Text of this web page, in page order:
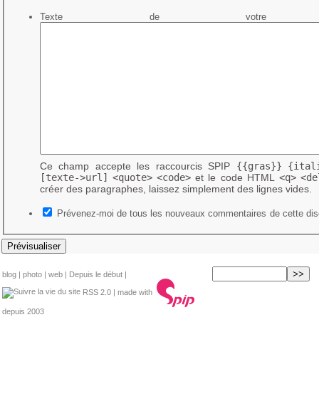
Texte de votre
Ce champ accepte les raccourcis SPIP {{gras}}
[texte->url]
<quote> <code>et le code HTML <q>
créer des paragraphes, laissez simplement des lignes vides.
Prévenez-moi de tous les nouveaux commentaires de cette
blog photo web Depuis le début
RSS 2.0 | made with
depuis 2003